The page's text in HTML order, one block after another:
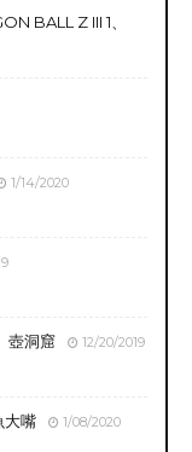
BALL Z III 1、
1/14/2020
壺洞窟 12/20/2019
大嘴 1/08/2020